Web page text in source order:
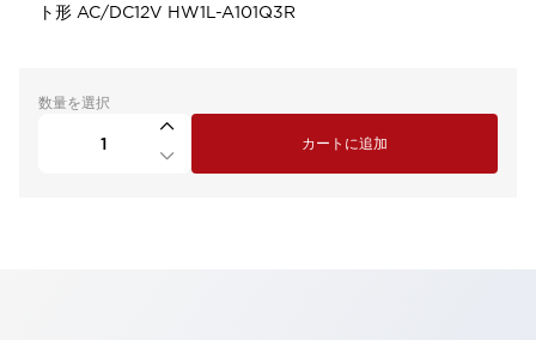
ト形 AC/DC12V HW1L-A101Q3R
数量を選択
カートに追加